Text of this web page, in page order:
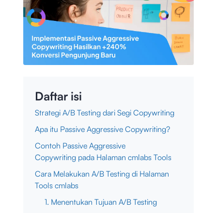
Daftar isi
Strategi A/B Testing dari Segi Copywriting
Apa itu Passive Aggressive Copywriting?
Contoh Passive Aggressive
Copywriting pada Halaman cmlabs Tools
Cara Melakukan A/B Testing di Halaman
Tools cmlabs
1. Menentukan Tujuan A/B Testing